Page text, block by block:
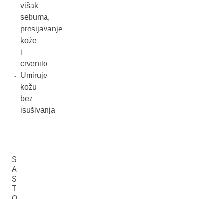
višak
sebuma,
prosijavanje
kože
i
crvenilo
Umiruje
kožu
bez
isušivanja
S
A
S
T